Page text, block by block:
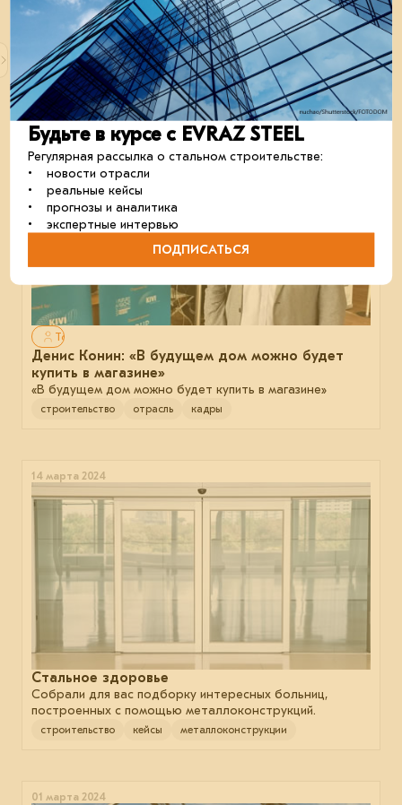
EVRAZ STEEL BOX приглашает проектировщиков
доказать, что функциональность может идти рука
об руку с красотой
проектирование строительство сталь
16 апреля 2025
Только для авторизованных
Денис Конин: «В будущем дом можно будет
купить в магазине»
«В будущем дом можно будет купить в магазине»
строительство отрасль кадры
14 марта 2024
Стальное здоровье
Собрали для вас подборку интересных больниц,
построенных с помощью металлоконструкций.
строительство кейсы металлоконструкции
01 марта 2024
Будьте в курсе с EVRAZ STEEL
Регулярная рассылка о стальном строительстве:
• новости отрасли
• реальные кейсы
• прогнозы и аналитика
• экспертные интервью
ПОДПИСАТЬСЯ